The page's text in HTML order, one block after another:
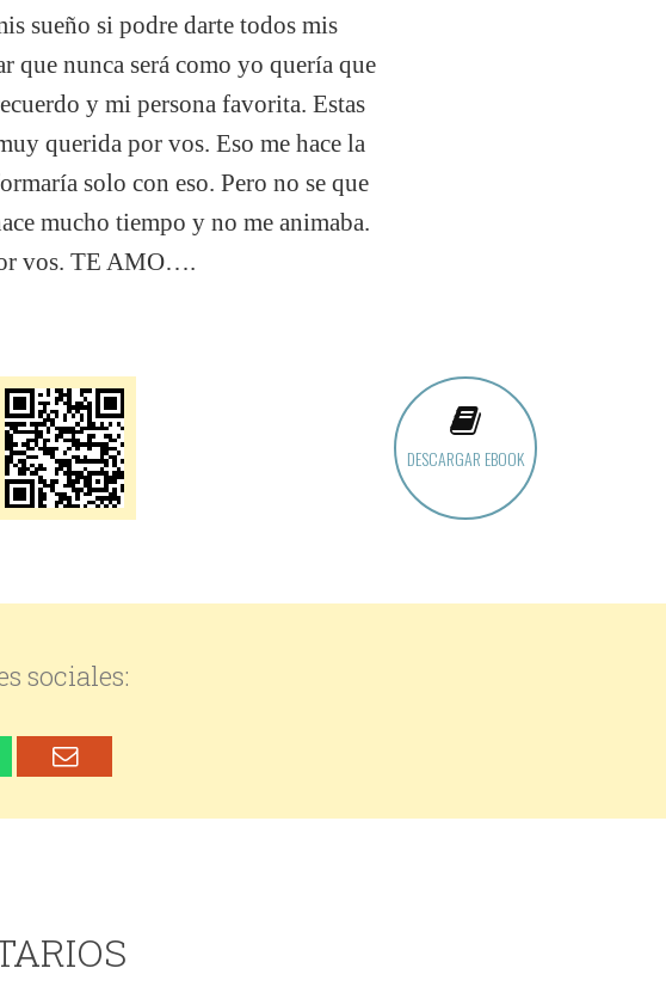
sueño si podre darte todos mis
que nunca será como yo quería que
y mi persona favorita. Estas
querida por vos. Eso me hace la
solo con eso. Pero no se que
mucho tiempo y no me animaba.
vos. TE AMO….
DESCARGAR EBOOK
sociales: